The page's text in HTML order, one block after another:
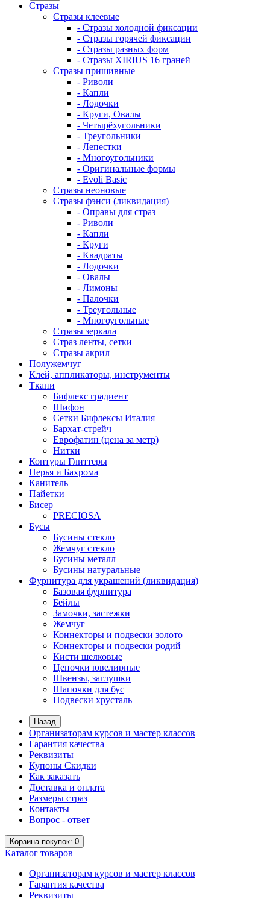
Стразы
Стразы клеевые
- Стразы холодной фиксации
- Стразы горячей фиксации
- Стразы разных форм
- Стразы XIRIUS 16 граней
Стразы пришивные
- Риволи
- Капли
- Лодочки
- Круги, Овалы
- Четырёхугольники
- Треугольники
- Лепестки
- Многоугольники
- Оригинальные формы
- Evoli Basic
Стразы неоновые
Стразы фэнси (ликвидация)
- Оправы для страз
- Риволи
- Капли
- Круги
- Квадраты
- Лодочки
- Овалы
- Лимоны
- Палочки
- Треугольные
- Многоугольные
Стразы зеркала
Страз ленты, сетки
Стразы акрил
Полужемчуг
Клей, аппликаторы, инструменты
Ткани
Бифлекс градиент
Шифон
Сетки Бифлексы Италия
Бархат-стрейч
Еврофатин (цена за метр)
Нитки
Контуры Глиттеры
Перья и Бахрома
Канитель
Пайетки
Бисер
PRECIOSA
Бусы
Бусины стекло
Жемчуг стекло
Бусины металл
Бусины натуральные
Фурнитура для украшений (ликвидация)
Базовая фурнитура
Бейлы
Замочки, застежки
Жемчуг
Коннекторы и подвески золото
Коннекторы и подвески родий
Кисти шелковые
Цепочки ювелирные
Швензы, заглушки
Шапочки для бус
Подвески хрусталь
Назад
Организаторам курсов и мастер классов
Гарантия качества
Реквизиты
Купоны Скидки
Как заказать
Доставка и оплата
Размеры страз
Контакты
Вопрос - ответ
Корзинапокупок: 0
Каталог товаров
Организаторам курсов и мастер классов
Гарантия качества
Реквизиты